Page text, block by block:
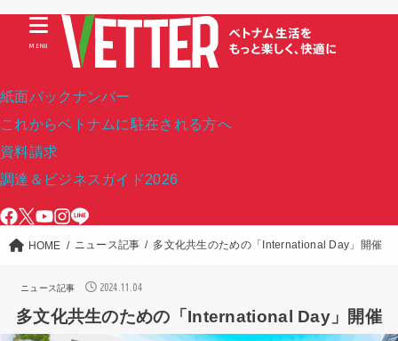
紙面バックナンバー
これからベトナムに駐在される方へ
資料請求
調達＆ビジネスガイド2026
MENU
HOME ニュース記事 多文化共生のための「International Day」開催
ニュース記事 2024.11.04
多文化共生のための「International Day」開催